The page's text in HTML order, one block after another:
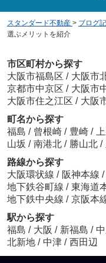
スタンダード不動産 > ブログ
選ぶメリットを紹介
市区町村から探す
大阪市福島区 / 大阪市
京都市中京区 / 大阪市
大阪市住之江区 / 大阪
町名から探す
福島 / 曾根崎 / 豊崎 /
山坂 / 南港北 / 勝山北 /
路線から探す
大阪環状線 / 阪神本線 /
地下鉄谷町線 / 東海道
地下鉄中央線 / 京阪本
駅から探す
福島 / 大阪 / 新福島 /
北新地 / 中津 / 西田辺